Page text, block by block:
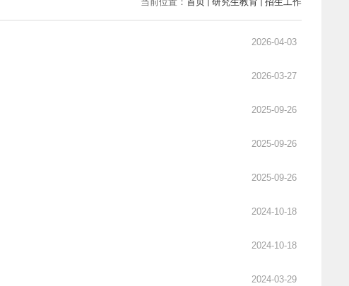
2026-04-03
2026-03-27
2025-09-26
2025-09-26
2025-09-26
2024-10-18
2024-10-18
2024-03-29